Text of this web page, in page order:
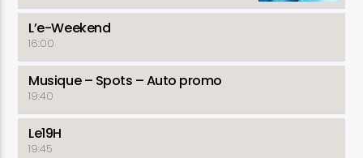
L’e-Weekend
16:00
Musique – Spots – Auto promo
19:40
Le19H
19:45